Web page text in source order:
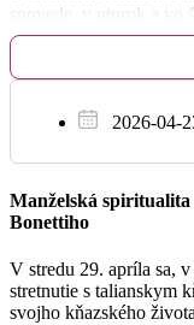
Št
06:15
25.3.
06:15
†
spovede, v utorok a vo
spovedania nájdete na
Spoločná
utorok: 4. IV. Spovedať
kostola, prídeme
☩ Palmovou (Kvetnou)
pamiatkou na vstup
stínali palmové ratolesti
ako prvé javia znaky
požehnaných
znak pokánia na
2026-04-
Manželská spiritualita
Bonettiho
V stredu 29. apríla sa,
stretnutie s talianskym
svojho kňazského